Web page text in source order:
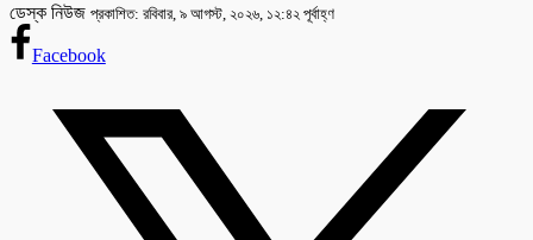
ডেস্ক নিউজ প্রকাশিত: রবিবার, ৯ আগস্ট, ২০২৬, ১২:৪২ পূর্বাহ্ণ
Facebook